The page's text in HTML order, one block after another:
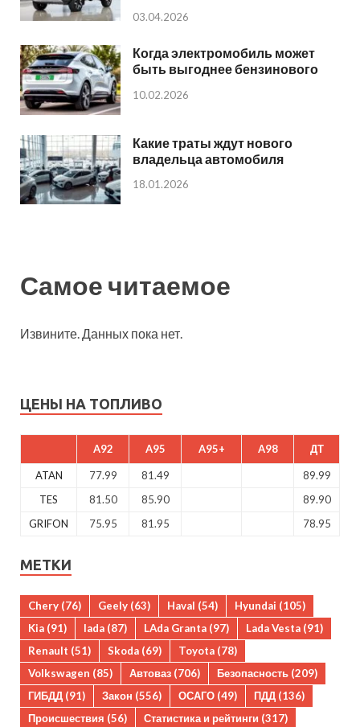
03.04.2026
Когда электромобиль может
быть выгоднее бензинового
10.02.2026
Какие траты ждут нового
владельца автомобиля
18.01.2026
Самое читаемое
Извините. Данных пока нет.
ЦЕНЫ НА ТОПЛИВО
A92 A95 A95+ A98 ДТ
ATAN 77.99 81.49
89.99
TES
81.50 85.90
89.90
GRIFON
75.95 81.95 78.95
МЕТКИ
Chery (76) Geely (63) Haval (54) Hyundai (105)
Kia (91) lada (87) LAda Granta (97) Lada Vesta (91)
Renault (51) Skoda (69) Toyota (78)
Volkswagen (85) Автоваз (706) Безопасность (209)
ГИБДД (91) Закон (556) ОСАГО (49) ПДД (136)
Происшествия (56) Статистика и рейтинги (317)